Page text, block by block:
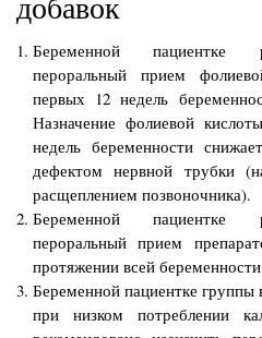
Беременной пациентке
пероральный прием
первых 12 недель
Назначение фолиевой
недель беременности
дефектом нервной трубки
расщеплением позвоночника).
Беременной пациентке
пероральный прием
протяжении всей
Беременной пациентке группы
при низком потреблении